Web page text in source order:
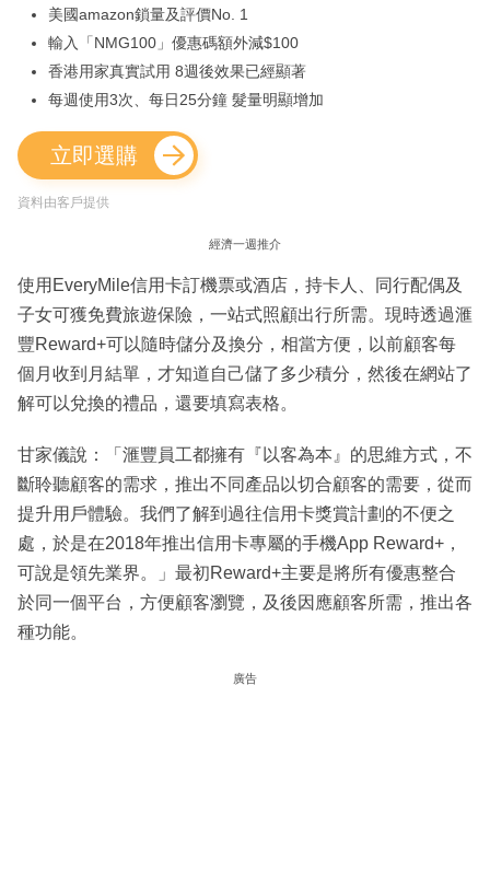
美國amazon鎖量及評價No. 1
輸入「NMG100」優惠碼額外減$100
香港用家真實試用 8週後效果已經顯著
每週使用3次、每日25分鐘 髮量明顯增加
立即選購
資料由客戶提供
經濟一週推介
使用EveryMile信用卡訂機票或酒店，持卡人、同行配偶及
子女可獲免費旅遊保險，一站式照顧出行所需。現時透過滙
豐Reward+可以隨時儲分及換分，相當方便，以前顧客每
個月收到月結單，才知道自己儲了多少積分，然後在網站了
解可以兌換的禮品，還要填寫表格。
甘家儀說：「滙豐員工都擁有『以客為本』的思維方式，不
斷聆聽顧客的需求，推出不同產品以切合顧客的需要，從而
提升用戶體驗。我們了解到過往信用卡獎賞計劃的不便之
處，於是在2018年推出信用卡專屬的手機App Reward+，
可說是領先業界。」最初Reward+主要是將所有優惠整合
於同一個平台，方便顧客瀏覽，及後因應顧客所需，推出各
種功能。
廣告